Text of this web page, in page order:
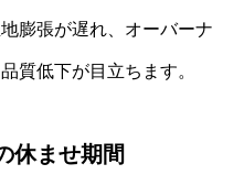
膨張が遅れ、オーバーナ
質低下が目立ちます。
休ませ期間